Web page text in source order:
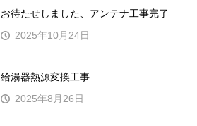
お待たせしました、アンテナ工事完了
2025年10月24日
給湯器熱源変換工事
2025年8月26日